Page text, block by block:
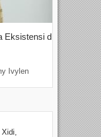
Eksistensi di
Ivylen